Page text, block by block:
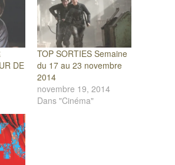
DE
TOP SORTIES Semaine
du 17 au 23 novembre
2014
novembre 19, 2014
Dans "Cinéma"